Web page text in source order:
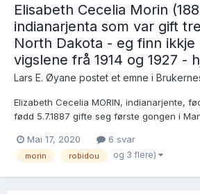
Elisabeth Cecelia Morin
indianarjenta som var gift
North Dakota - eg finn ikkje
vigslene frå 1914 og 1927 -
Lars E. Øyane postet et emne i
Elizabeth Cecelia MORIN, indianarjente,
fødd 5.7.1887 gifte seg første gongen i
Johannesdotter frå Urnes i Hafslo (1852-
farma i Missouri township, Burleigh Co.,
Mai 17, 2020 6 svar
morin robidou og 3 flere)